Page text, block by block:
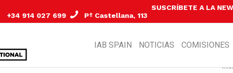
SUSCRÍBETE A LA
+34 914 027 699
Pº Castellana, 113
IAB SPAIN NOTICIAS COMISIONES